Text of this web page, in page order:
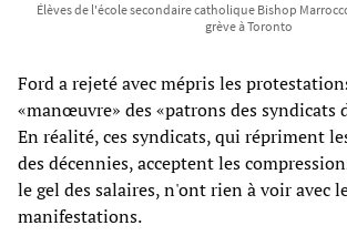
Élèves de l'école secondaire catholique Bishop
grève à Toronto
Ford a rejeté avec mépris les
«manœuvre» des «patrons des syndicats
En réalité, ces syndicats, qui répriment
des décennies, acceptent les
le gel des salaires, n'ont rien à voir avec
manifestations.